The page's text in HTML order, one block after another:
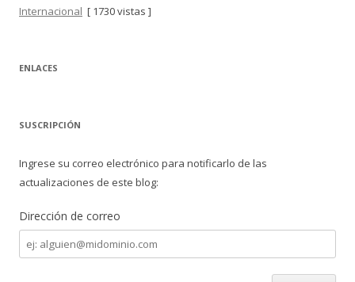
Internacional [ 1730 vistas ]
ENLACES
SUSCRIPCIÓN
Ingrese su correo electrónico para notificarlo de las
actualizaciones de este blog:
Dirección de correo
Dirección
de
correo